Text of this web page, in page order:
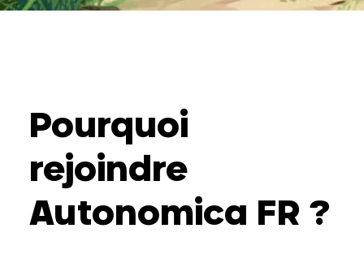
Pourquoi
rejoindre
Autonomica FR ?